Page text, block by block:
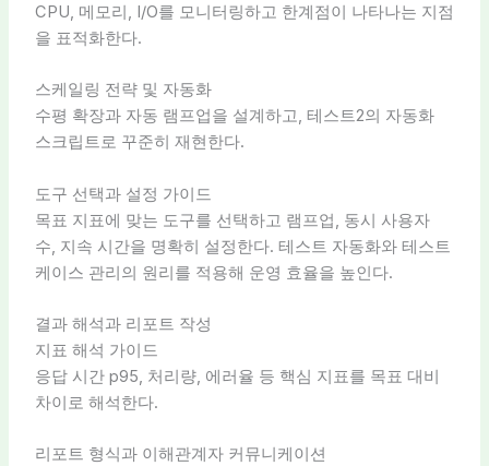
CPU, 메모리, I/O를 모니터링하고 한계점이 나타나는 지점
을 표적화한다.
스케일링 전략 및 자동화
수평 확장과 자동 램프업을 설계하고, 테스트2의 자동화
스크립트로 꾸준히 재현한다.
도구 선택과 설정 가이드
목표 지표에 맞는 도구를 선택하고 램프업, 동시 사용자
수, 지속 시간을 명확히 설정한다. 테스트 자동화와 테스트
케이스 관리의 원리를 적용해 운영 효율을 높인다.
결과 해석과 리포트 작성
지표 해석 가이드
응답 시간 p95, 처리량, 에러율 등 핵심 지표를 목표 대비
차이로 해석한다.
리포트 형식과 이해관계자 커뮤니케이션